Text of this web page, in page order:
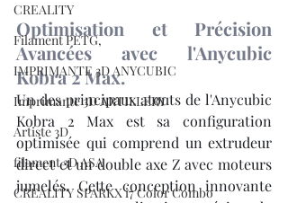
CREALITY
Filament PETG,
IMPRIMANTE 3D ANYCUBIC
Imprimante 3D ARTILLERY
Artiste 3D
filament 3D ASA
CREALITY SPARKX i7 Color Combo
Optimisation et Précision
Avancées avec l'Anycubic
Kobra 2 Max.
Un des principaux atouts de l'Anycubic
Kobra 2 Max est sa configuration
optimisée qui comprend un extrudeur
direct et un double axe Z avec moteurs
jumelés. Cette conception innovante